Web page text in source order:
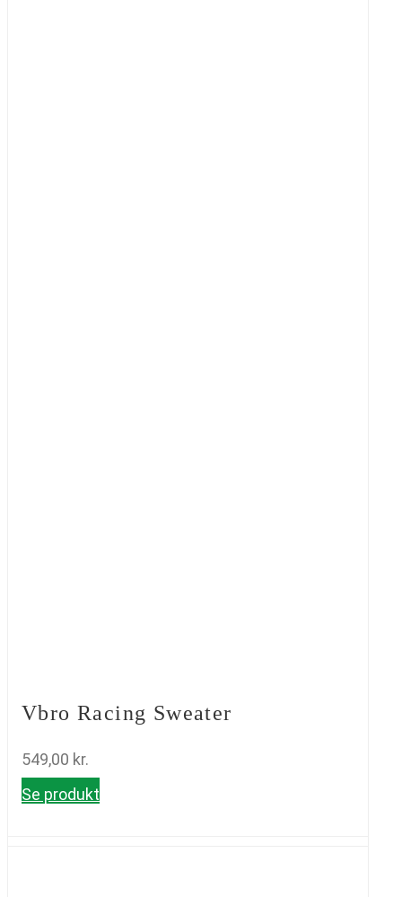
Vbro Racing Sweater
549,00 kr.
Se produkt